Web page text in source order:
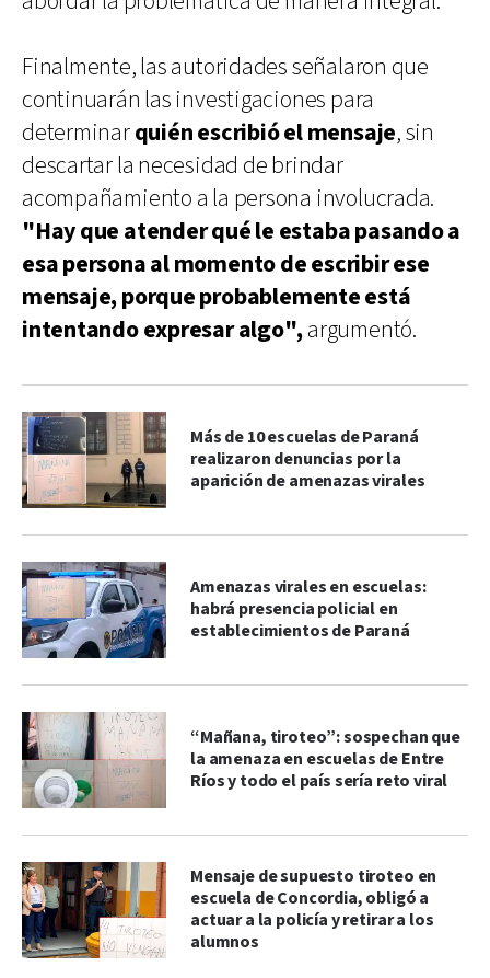
Finalmente, las autoridades señalaron que
continuarán las investigaciones para
determinarquién escribió el mensaje, sin
descartar la necesidad de brindar
acompañamiento a la persona involucrada.
"Hay que atender qué le estaba pasando a
esa persona al momento de escribir ese
mensaje, porque probablemente está
intentando expresar algo",argumentó.
Más de 10 escuelas de Paraná
realizaron denuncias por la
aparición de amenazas virales
Amenazas virales en escuelas:
habrá presencia policial en
establecimientos de Paraná
“Mañana, tiroteo”: sospechan que
la amenaza en escuelas de Entre
Ríos y todo el país sería reto viral
Mensaje de supuesto tiroteo en
escuela de Concordia, obligó a
actuar a la policía y retirar a los
alumnos